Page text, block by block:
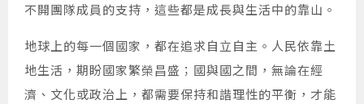
不開團隊成員的支持，這些都是成長與生活中的靠山。
地球上的每一個國家，都在追求自立自主。人民依靠土
地生活，期盼國家繁榮昌盛；國與國之間，無論在經
濟、文化或政治上，都需要保持和諧理性的平衡，才能